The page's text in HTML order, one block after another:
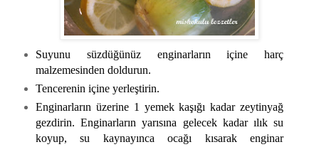
Suyunu süzdüğünüz enginarların içine harç
malzemesinden doldurun.
Tencerenin içine yerleştirin.
Enginarların üzerine 1 yemek kaşığı kadar zeytinyağ
gezdirin. Enginarların yarısına gelecek kadar ılık su
koyup, su kaynayınca ocağı kısarak enginar